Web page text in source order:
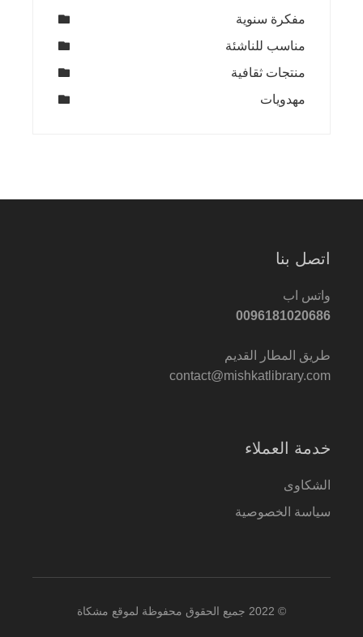
مفكرة سنوية
مناسب للناشئة
منتجات ثقافية
مهدويات
اتصل بنا
واتس اب
0096181020686
طريق المطار القديم
contact@mishkatlibrary.com
خدمة العملاء
الشكاوى
سياسة الخصوصية
© 2022 جميع الحقوق محفوظة لموقع مشكاة